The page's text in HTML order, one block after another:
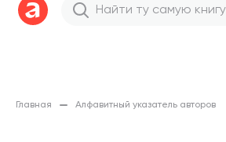
Главная Алфавитный указатель авторов